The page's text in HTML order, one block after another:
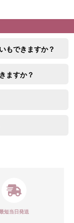
もできますか？
ますか？
短当日発送